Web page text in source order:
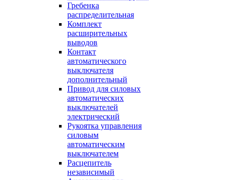
Гребенка
распределительная
Комплект
расширительных
выводов
Контакт
автоматического
выключателя
дополнительный
Привод для силовых
автоматических
выключателей
электрический
Рукоятка управления
силовым
автоматическим
выключателем
Расцепитель
независимый